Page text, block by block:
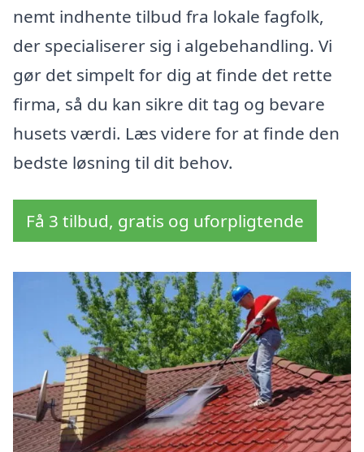
nemt indhente tilbud fra lokale fagfolk,
der specialiserer sig i algebehandling. Vi
gør det simpelt for dig at finde det rette
firma, så du kan sikre dit tag og bevare
husets værdi. Læs videre for at finde den
bedste løsning til dit behov.
Få 3 tilbud, gratis og uforpligtende